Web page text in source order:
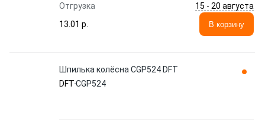
Отгрузка
15 - 20 августа
13.01 p.
В корзину
Шпилька колёсна CGP524 DFT
DFTCGP524